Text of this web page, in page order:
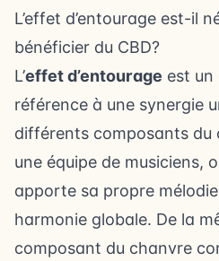
L’effet d’entourage est-il
bénéficier du CBD?
L’effet d’entourage est
référence à une synergie
différents composants du
une équipe de musiciens,
apporte sa propre
harmonie globale. De la
composant du chanvre